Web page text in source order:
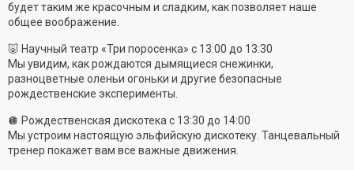
будет таким же красочным и сладким, как позволяет наше
общее воображение.
🐷 Научный театр «Три поросенка» с 13:00 до 13:30
Мы увидим, как рождаются дымящиеся снежинки,
разноцветные оленьи огоньки и другие безопасные
рождественские эксперименты.
🪩 Рождественская дискотека с 13:30 до 14:00
Мы устроим настоящую эльфийскую дискотеку. Танцевальный
тренер покажет вам все важные движения.